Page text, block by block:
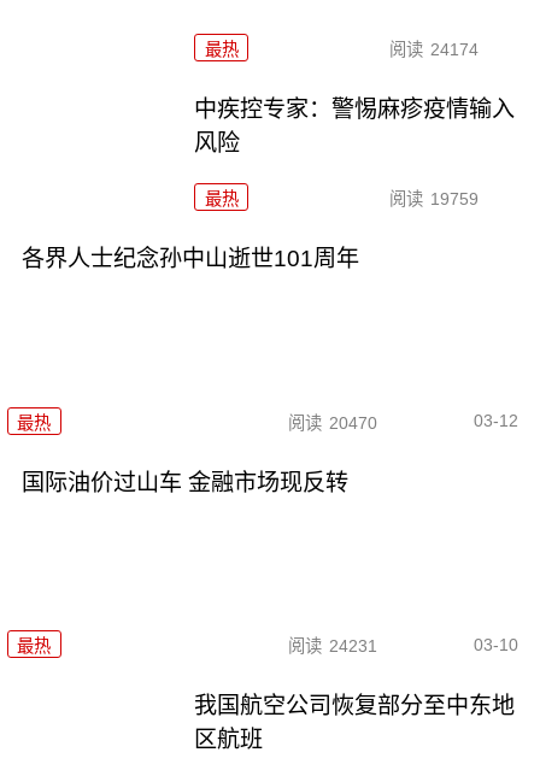
最热 阅读 24174
中疾控专家：警惕麻疹疫情输入
风险
最热 阅读 19759
各界人士纪念孙中山逝世101周年
最热 阅读 20470 03-12
国际油价过山车 金融市场现反转
最热 阅读 24231 03-10
我国航空公司恢复部分至中东地
区航班